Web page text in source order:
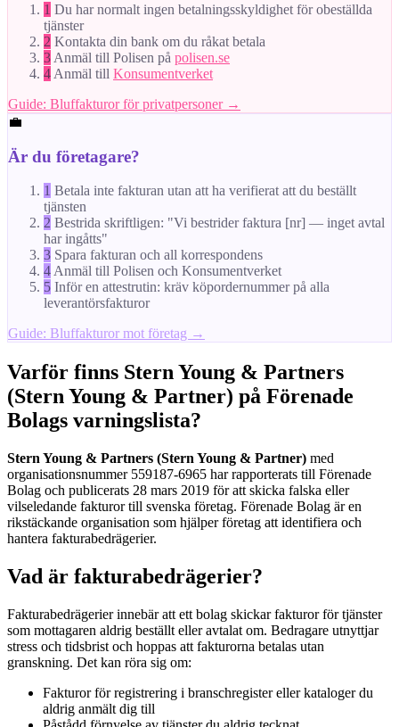
1 Du har normalt ingen betalningsskyldighet för obeställda
tjänster
2 Kontakta din bank om du råkat betala
3 Anmäl till Polisen på polisen.se
4 Anmäl till Konsumentverket
Guide: Bluffakturor för privatpersoner →
💼
Är du företagare?
1 Betala inte fakturan utan att ha verifierat att du beställt
tjänsten
2 Bestrida skriftligen: "Vi bestrider faktura [nr] — inget avtal
har ingåtts"
3 Spara fakturan och all korrespondens
4 Anmäl till Polisen och Konsumentverket
5 Inför en attestrutin: kräv köpordernummer på alla
leverantörsfakturor
Guide: Bluffakturor mot företag →
Varför finns Stern Young & Partners
(Stern Young & Partner) på Förenade
Bolags varningslista?
Stern Young & Partners (Stern Young & Partner) med
organisationsnummer 559187-6965 har rapporterats till Förenade
Bolag och publicerats 28 mars 2019 för att skicka falska eller
vilseledande fakturor till svenska företag. Förenade Bolag är en
rikstäckande organisation som hjälper företag att identifiera och
hantera fakturabedrägerier.
Vad är fakturabedrägerier?
Fakturabedrägerier innebär att ett bolag skickar fakturor för tjänster
som mottagaren aldrig beställt eller avtalat om. Bedragare utnyttjar
stress och tidsbrist och hoppas att fakturorna betalas utan
granskning. Det kan röra sig om:
Fakturor för registrering i branschregister eller kataloger du
aldrig anmält dig till